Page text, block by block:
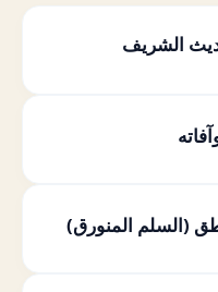
الشريف
(السلم المنورق)